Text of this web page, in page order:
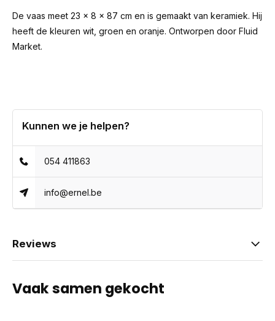
De vaas meet 23 x 8 x 87 cm en is gemaakt van keramiek. Hij
heeft de kleuren wit, groen en oranje. Ontworpen door Fluid
Market.
Kunnen we je helpen?
054 411863
info@ernel.be
Reviews
Vaak samen gekocht